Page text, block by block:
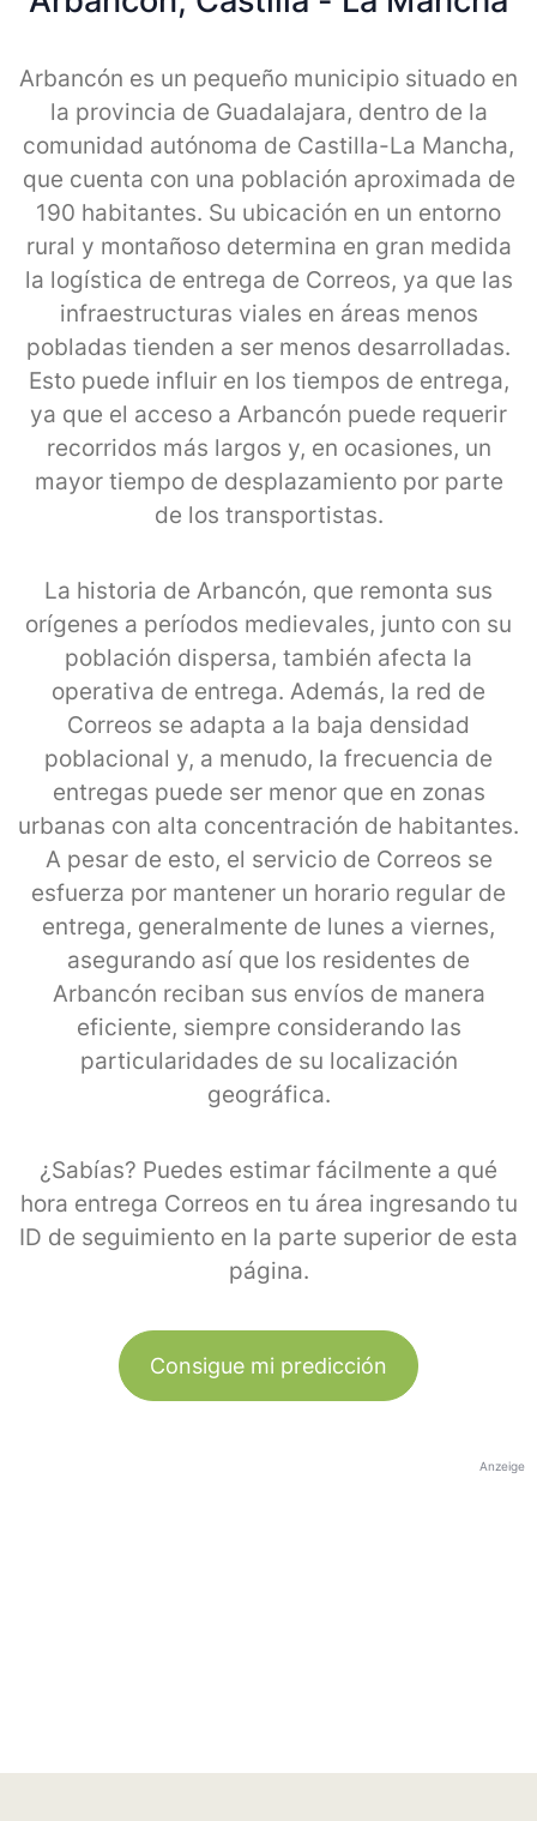
Arbancón es un pequeño municipio situado en
la provincia de Guadalajara, dentro de la
comunidad autónoma de Castilla-La Mancha,
que cuenta con una población aproximada de
190 habitantes. Su ubicación en un entorno
rural y montañoso determina en gran medida
la logística de entrega de Correos, ya que las
infraestructuras viales en áreas menos
pobladas tienden a ser menos desarrolladas.
Esto puede influir en los tiempos de entrega,
ya que el acceso a Arbancón puede requerir
recorridos más largos y, en ocasiones, un
mayor tiempo de desplazamiento por parte
de los transportistas.
La historia de Arbancón, que remonta sus
orígenes a períodos medievales, junto con su
población dispersa, también afecta la
operativa de entrega. Además, la red de
Correos se adapta a la baja densidad
poblacional y, a menudo, la frecuencia de
entregas puede ser menor que en zonas
urbanas con alta concentración de habitantes.
A pesar de esto, el servicio de Correos se
esfuerza por mantener un horario regular de
entrega, generalmente de lunes a viernes,
asegurando así que los residentes de
Arbancón reciban sus envíos de manera
eficiente, siempre considerando las
particularidades de su localización
geográfica.
¿Sabías? Puedes estimar fácilmente a qué
hora entrega Correos en tu área ingresando tu
ID de seguimiento en la parte superior de esta
página.
Consigue mi predicción
Anzeige